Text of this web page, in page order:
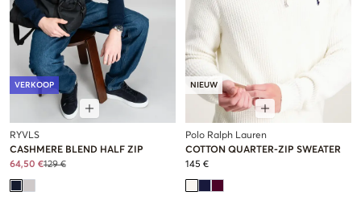
VERKOOP
RYVLS
CASHMERE BLEND HALF ZIP
64,50 €129 €
NIEUW
Polo Ralph Lauren
COTTON QUARTER-ZIP SWEATER
145 €